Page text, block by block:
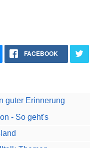
FACEBOOK
guter Erinnerung
- So geht's